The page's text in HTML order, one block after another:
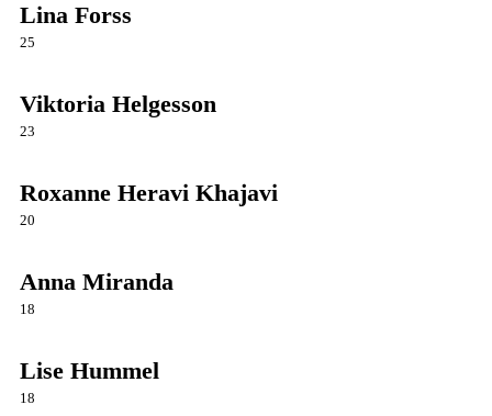
Lina Forss
25
Viktoria Helgesson
23
Roxanne Heravi Khajavi
20
Anna Miranda
18
Lise Hummel
18